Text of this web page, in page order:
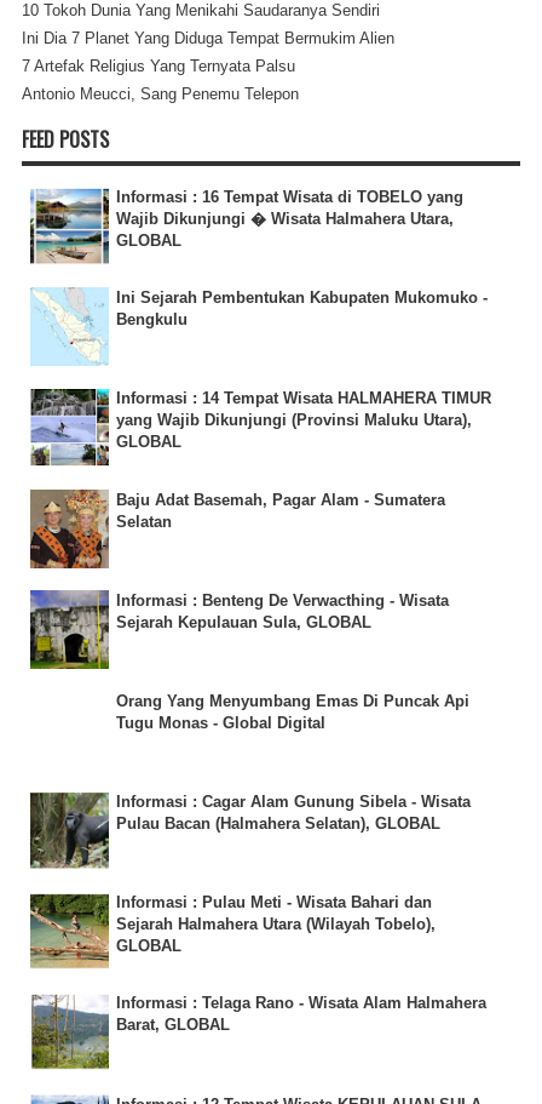
10 Tokoh Dunia Yang Menikahi Saudaranya Sendiri
Ini Dia 7 Planet Yang Diduga Tempat Bermukim Alien
7 Artefak Religius Yang Ternyata Palsu
Antonio Meucci, Sang Penemu Telepon
FEED POSTS
Informasi : 16 Tempat Wisata di TOBELO yang
Wajib Dikunjungi � Wisata Halmahera Utara,
GLOBAL
Ini Sejarah Pembentukan Kabupaten Mukomuko -
Bengkulu
Informasi : 14 Tempat Wisata HALMAHERA TIMUR
yang Wajib Dikunjungi (Provinsi Maluku Utara),
GLOBAL
Baju Adat Basemah, Pagar Alam - Sumatera
Selatan
Informasi : Benteng De Verwacthing - Wisata
Sejarah Kepulauan Sula, GLOBAL
Orang Yang Menyumbang Emas Di Puncak Api
Tugu Monas - Global Digital
Informasi : Cagar Alam Gunung Sibela - Wisata
Pulau Bacan (Halmahera Selatan), GLOBAL
Informasi : Pulau Meti - Wisata Bahari dan
Sejarah Halmahera Utara (Wilayah Tobelo),
GLOBAL
Informasi : Telaga Rano - Wisata Alam Halmahera
Barat, GLOBAL